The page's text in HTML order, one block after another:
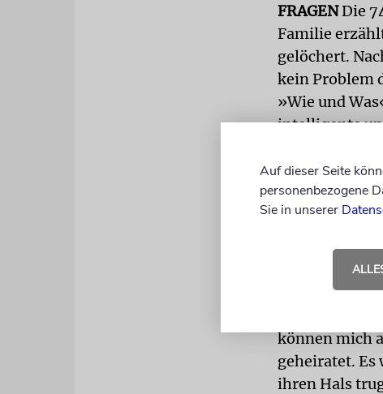
FRAGENDie
Familie
gelöchert.
kein Problem
»Wie und
intelligente
reif kamen
Eine Frage
schnell eine
ihnen nicht
können mich
geheiratet. Es
ihren Hals
Auf dieser Seite
personenbezogene
Sie in unserer